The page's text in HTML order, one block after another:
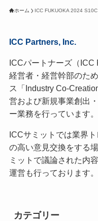
ホーム ICC FUKUOKA 2024 S10C
ICC Partners, Inc.
ICCパートナーズ（ICC
経営者・経営幹部のた
ス「Industry Co-
営および新規事業創出
ー業務を行っています。
ICCサミットでは業界
の高い意見交換をする
ミットで議論された内
運営も行っております。
カテゴリー